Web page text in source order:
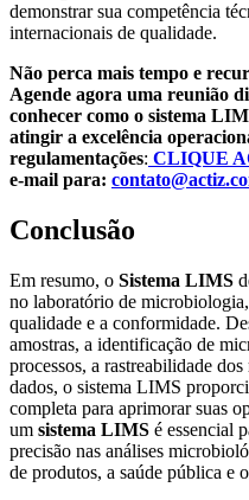
demonstrar sua competência
internacionais de qualidade.
Não perca mais tempo e
Agende agora uma reunião
conhecer como o sistema
atingir a excelência
regulamentações: CLIQUE
e-mail para:
Conclusão
Em resumo, o Sistema LIMS
no laboratório de
qualidade e a conformidade.
amostras, a identificação de
processos, a rastreabilidade
dados, o sistema LIMS
completa para aprimorar suas
um sistema LIMS é essencial
precisão nas análises
de produtos, a saúde pública e